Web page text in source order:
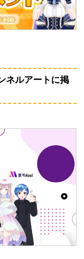
ネルアートに掲